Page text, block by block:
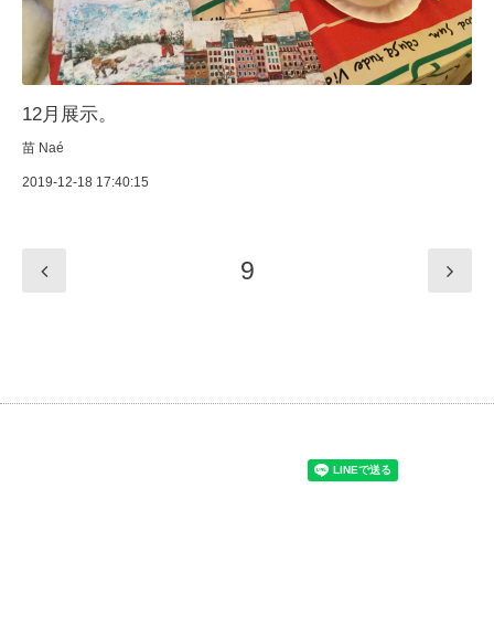
12月展示。
苗 Naé
2019-12-18 17:40:15
9